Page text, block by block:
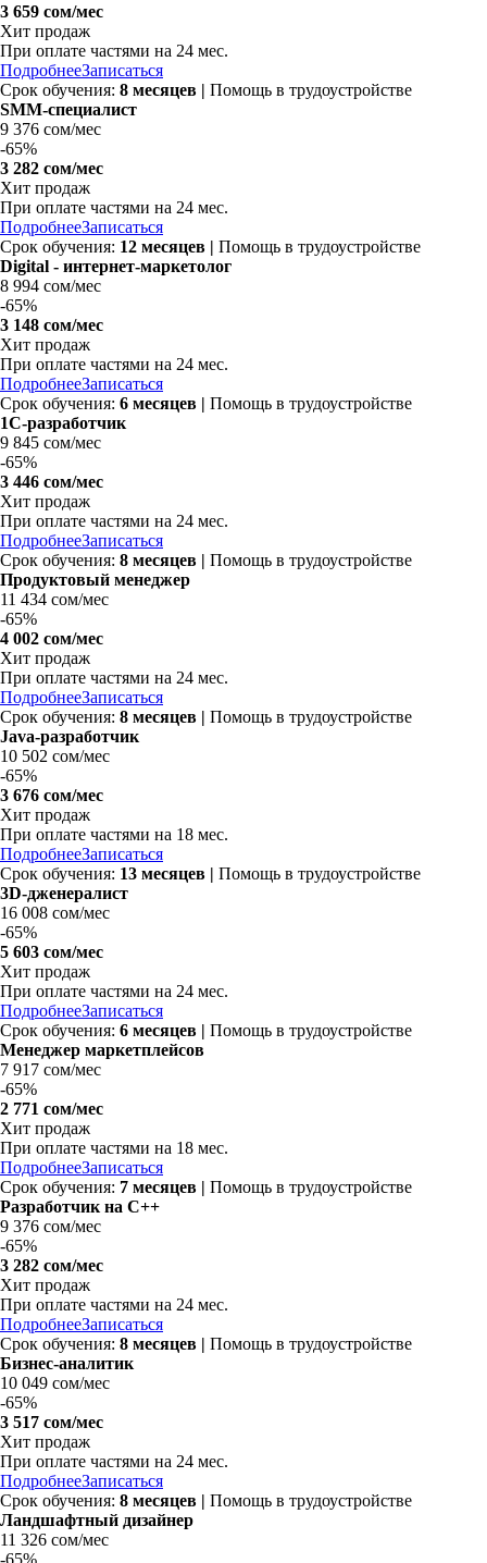
3 659 сом/мес
Хит продаж
При оплате частями на 24 мес.
ПодробнееЗаписаться
Срок обучения: 8 месяцев | Помощь в трудоустройстве
SMM-специалист
9 376 сом/мес
-65%
3 282 сом/мес
Хит продаж
При оплате частями на 24 мес.
ПодробнееЗаписаться
Срок обучения: 12 месяцев | Помощь в трудоустройстве
Digital - интернет-маркетолог
8 994 сом/мес
-65%
3 148 сом/мес
Хит продаж
При оплате частями на 24 мес.
ПодробнееЗаписаться
Срок обучения: 6 месяцев | Помощь в трудоустройстве
1С-разработчик
9 845 сом/мес
-65%
3 446 сом/мес
Хит продаж
При оплате частями на 24 мес.
ПодробнееЗаписаться
Срок обучения: 8 месяцев | Помощь в трудоустройстве
Продуктовый менеджер
11 434 сом/мес
-65%
4 002 сом/мес
Хит продаж
При оплате частями на 24 мес.
ПодробнееЗаписаться
Срок обучения: 8 месяцев | Помощь в трудоустройстве
Java-разработчик
10 502 сом/мес
-65%
3 676 сом/мес
Хит продаж
При оплате частями на 18 мес.
ПодробнееЗаписаться
Срок обучения: 13 месяцев | Помощь в трудоустройстве
3D-дженералист
16 008 сом/мес
-65%
5 603 сом/мес
Хит продаж
При оплате частями на 24 мес.
ПодробнееЗаписаться
Срок обучения: 6 месяцев | Помощь в трудоустройстве
Менеджер маркетплейсов
7 917 сом/мес
-65%
2 771 сом/мес
Хит продаж
При оплате частями на 18 мес.
ПодробнееЗаписаться
Срок обучения: 7 месяцев | Помощь в трудоустройстве
Разработчик на C++
9 376 сом/мес
-65%
3 282 сом/мес
Хит продаж
При оплате частями на 24 мес.
ПодробнееЗаписаться
Срок обучения: 8 месяцев | Помощь в трудоустройстве
Бизнес-аналитик
10 049 сом/мес
-65%
3 517 сом/мес
Хит продаж
При оплате частями на 24 мес.
ПодробнееЗаписаться
Срок обучения: 8 месяцев | Помощь в трудоустройстве
Ландшафтный дизайнер
11 326 сом/мес
-65%